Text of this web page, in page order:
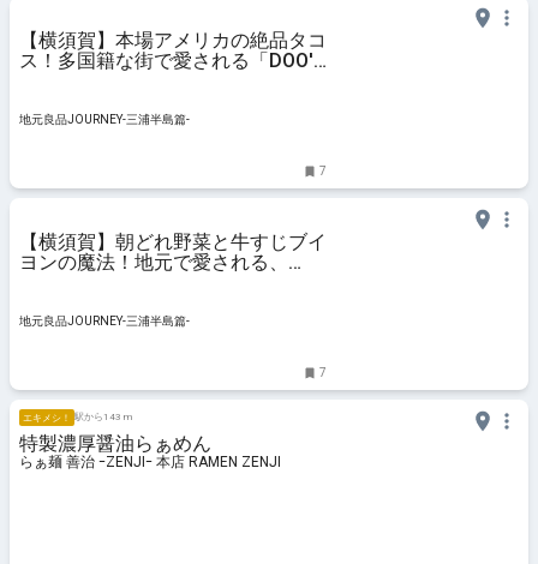
【横須賀】本場アメリカの絶品タコ
ス！多国籍な街で愛される「DOO's
地元良品JOURNEY-三浦半島篇-
7
【横須賀】朝どれ野菜と牛すじブイ
ヨンの魔法！地元で愛される、
地元良品JOURNEY-三浦半島篇-
7
エキメシ！ 駅から143 m
特製濃厚醤油らぁめん
らぁ麺 善治 ｰZENJIｰ 本店 RAMEN ZENJI